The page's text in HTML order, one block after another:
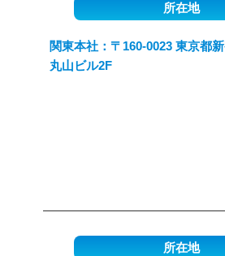
所在地
関東本社：〒160-0023 東京都
丸山ビル2F
所在地